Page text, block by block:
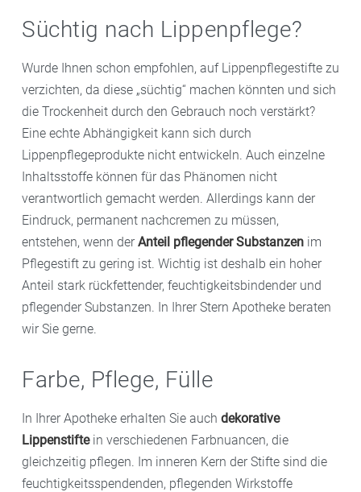
Spülen Sie die Maske nach der Einwirkzeit mit
haben Sie schon mal versucht, die Lippen mit der
Süchtig nach Lippenpflege?
Wurde Ihnen schon empfohlen, auf Lippenpflegestifte zu
verzichten, da diese „süchtig“ machen könnten und sich
die Trockenheit durch den Gebrauch noch verstärkt?
Eine echte Abhängigkeit kann sich durch
Lippenpflegeprodukte nicht entwickeln. Auch einzelne
Inhaltsstoffe können für das Phänomen nicht
verantwortlich gemacht werden. Allerdings kann der
Eindruck, permanent nachcremen zu müssen,
entstehen, wenn der Anteil pflegender Substanzen im
Pflegestift zu gering ist. Wichtig ist deshalb ein hoher
Anteil stark rückfettender, feuchtigkeitsbindender und
pflegender Substanzen. In Ihrer Stern Apotheke beraten
wir Sie gerne.
Farbe, Pflege, Fülle
In Ihrer Apotheke erhalten Sie auch dekorative
Lippenstiftein verschiedenen Farbnuancen, die
gleichzeitig pflegen. Im inneren Kern der Stifte sind die
feuchtigkeitsspendenden, pflegenden Wirkstoffe